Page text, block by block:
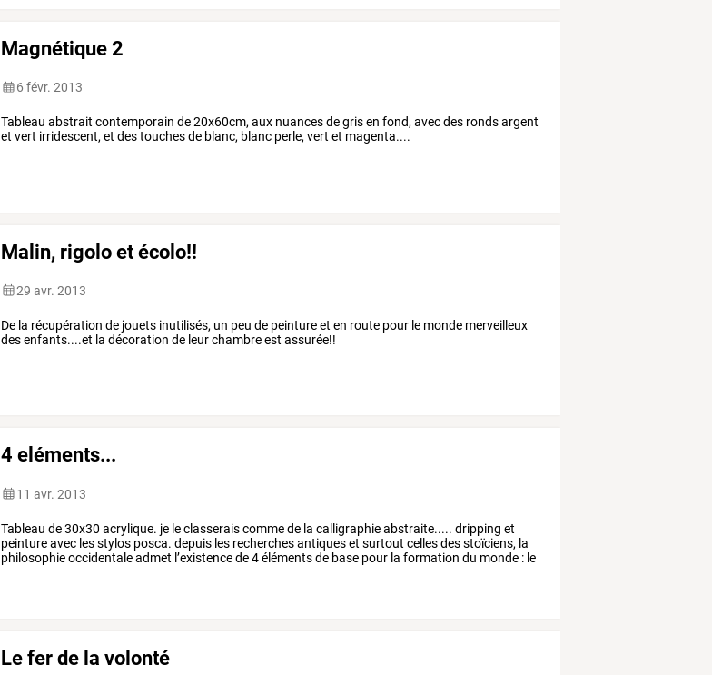
Magnétique 2
6 févr. 2013
Tableau abstrait contemporain de 20x60cm, aux nuances de gris en fond, avec des ronds argent
et vert irridescent, et des touches de blanc, blanc perle, vert et magenta....
Malin, rigolo et écolo!!
29 avr. 2013
De la récupération de jouets inutilisés, un peu de peinture et en route pour le monde merveilleux
des enfants....et la décoration de leur chambre est assurée!!
4 eléments...
11 avr. 2013
Tableau de30x30 acrylique. je leclasseraiscommede la calligraphieabstraite..... dripping et
peintureavec lesstylos posca. depuis les recherchesantiqueset surtout cellesdesstoïciens, la
philosophieoccidentaleadmet l’existencede4élémentsde base pour la formation du monde : le
Le fer de la volonté